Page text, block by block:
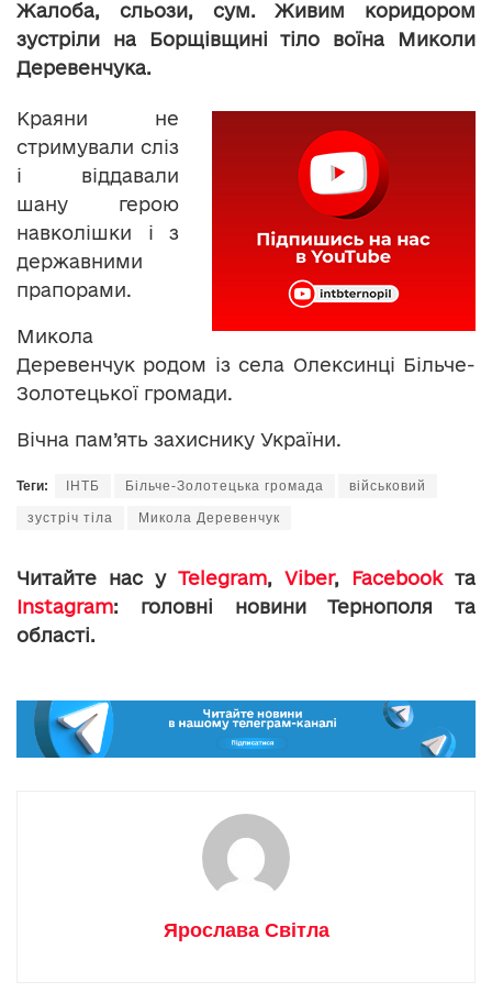
Жалоба, сльози, сум. Живим коридором
зустріли на Борщівщині тіло воїна Миколи
Деревенчука.
Краяни не
стримували сліз
і віддавали
шану герою
навколішки і з
державними
прапорами.
Микола
Деревенчук родом із села Олексинці Більче-
Золотецької громади.
Вічна пам’ять захиснику України.
Теги: ІНТБ Більче-Золотецька громада військовий
зустріч тіла Микола Деревенчук
Читайте нас у Telegram, Viber, Facebookта
Instagram: головні новини Тернополя та
області.
Ярослава Світла